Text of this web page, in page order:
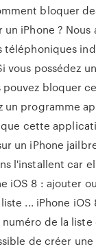
bloquer
iPhone ? Nous
téléphoniques
vous possédez
bloquer
un programme
cette
un iPhone
l'installent car
iOS 8 : ajouter
... iPhone iOS
de la liste
de créer